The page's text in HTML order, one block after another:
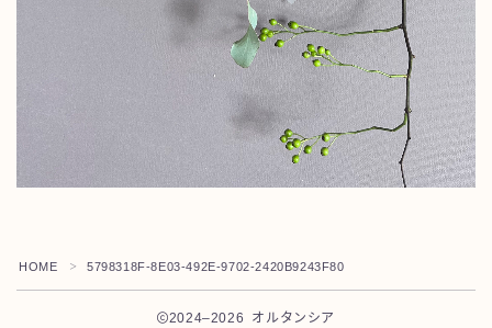
店舗案内
お問合せ
HOME ＞ 5798318F-8E03-492E-9702-2420B9243F80
2024–2026 オルタンシア